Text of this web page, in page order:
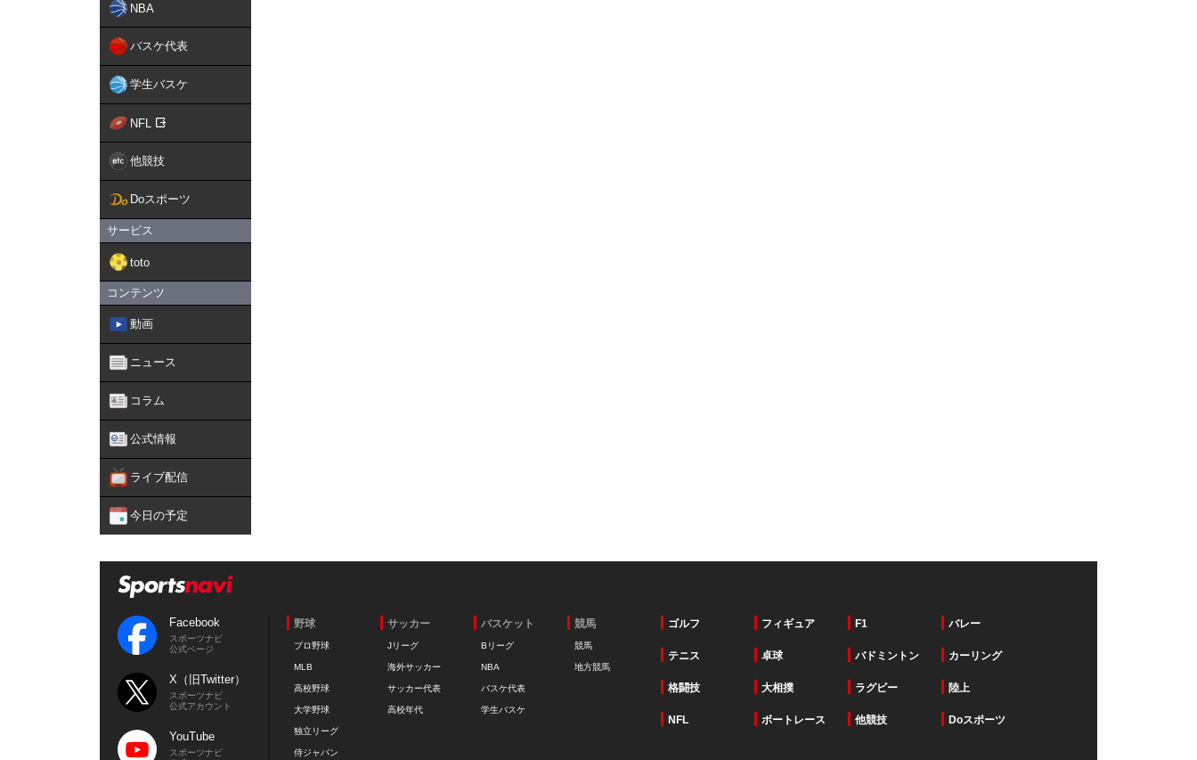
NBA
バスケ代表
学生バスケ
NFL
他競技
Doスポーツ
サービス
toto
コンテンツ
動画
ニュース
コラム
公式情報
ライブ配信
今日の予定
Facebook
スポーツナビ
公式ページ
X（旧Twitter）
スポーツナビ
公式アカウント
YouTube
スポーツナビ
野球
プロ野球
MLB
高校野球
大学野球
独立リーグ
侍ジャパン
サッカー
Jリーグ
海外サッカー
サッカー代表
高校年代
バスケット
Bリーグ
NBA
バスケ代表
学生バスケ
競馬
競馬
地方競馬
ゴルフ フィギュア F1 バレー
テニス 卓球 バドミントン カーリング
格闘技 大相撲 ラグビー 陸上
NFL ボートレース 他競技 Doスポーツ